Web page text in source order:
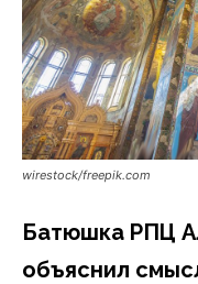
wirestock/freepik.com
Батюшка РПЦ
объяснил